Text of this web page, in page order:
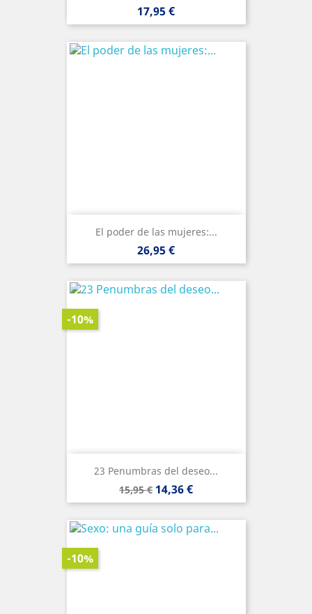
Precio
17,95 €
El poder de las mujeres:...
Precio
26,95 €
23 Penumbras del deseo...
Precio
base
15,95 €
-10%
Precio
14,36 €
-10%